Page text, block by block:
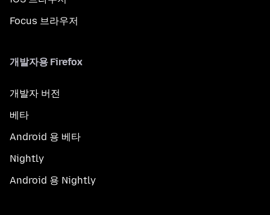
Focus 브라우저
개발자용 Firefox
개발자 버전
베타
Android 용 베타
Nightly
Android 용 Nightly